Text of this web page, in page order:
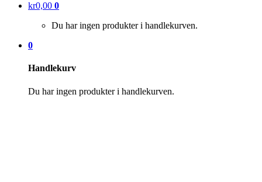
kr0,00 0
Du har ingen produkter i handlekurven.
0
Handlekurv
Du har ingen produkter i handlekurven.